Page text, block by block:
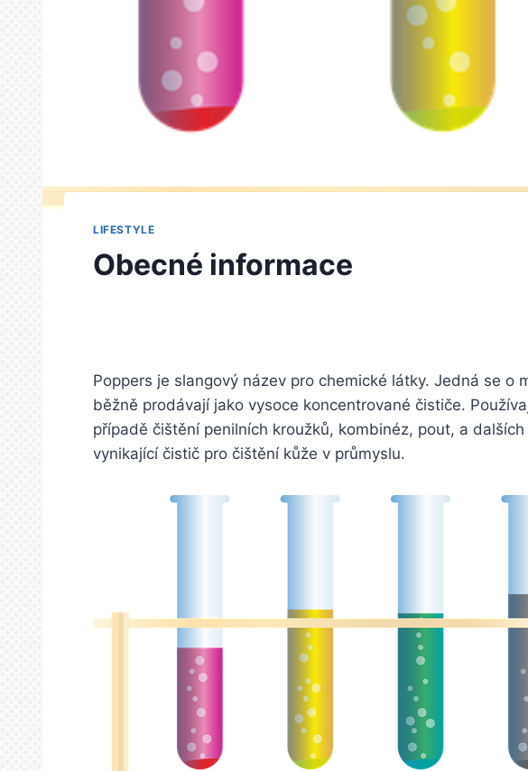
LIFESTYLE
Obecné informace
Poppers je slangový název pro chemické látky. Jedná se
běžně prodávají jako vysoce koncentrované čističe.
případě čištění penilních kroužků, kombinéz, pout, a
vynikající čistič pro čištění kůže v průmyslu.